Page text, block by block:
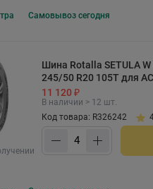
Самовывоз сегодня
Шина Rotalla SETULA W
245/50 R20 105T для
11 120 ₽
В наличии > 12 шт.
Код товара: R326242